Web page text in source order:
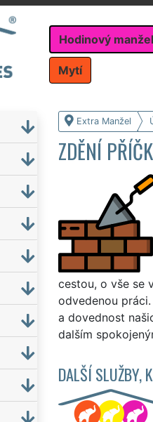
Hodinový manžel
Mytí
Extra Manžel
ZDĚNÍ
cestou, o vše se
odvedenou
a dovednost
dalším
DALŠÍ SLUŽBY,